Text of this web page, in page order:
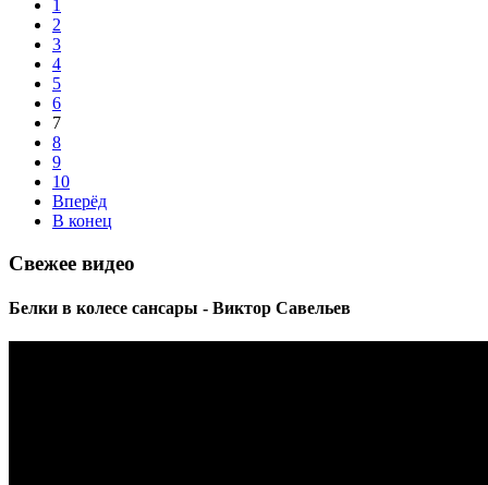
1
2
3
4
5
6
7
8
9
10
Вперёд
В конец
Свежее видео
Белки в колесе сансары - Виктор Савельев